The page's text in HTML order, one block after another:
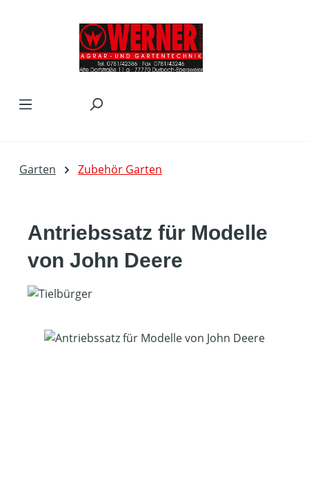
Garten Zubehör Garten
Antriebssatz für Modelle
von John Deere
Bildergalerie überspringen